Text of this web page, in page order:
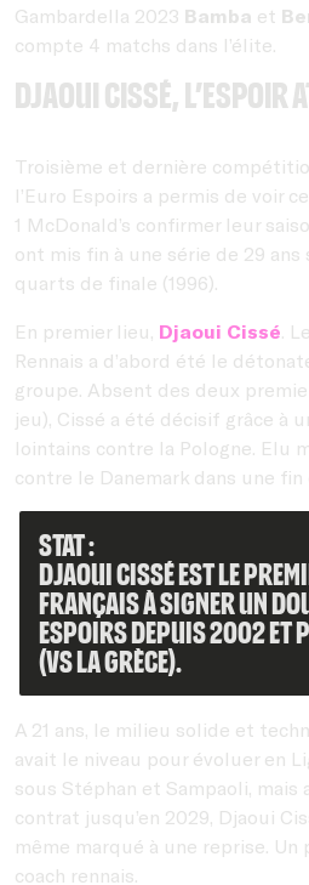
Gambardella 2023 Bamba et
compte 4 matchs dans l’élite.
Djaoui Cissé, l’espoir
Troisième et dernière
l’Euro Espoirs a permis de voir
1 McDonald’s confirmer leur
ont mis fin à une série de 29 ans
quarts de finale (1996).
En premier lieu, Djaoui Cissé .
Rennais a d’abord été le
groupe. Absent des deux
jeu), Cissé a été décisif grâce à
lointains contre la Pologne. Elu
contre le Danemark dans une fin
Stat :
Djaoui Cissé est le
français à signer un
Espoirs depuis 2002 et
(vs la Grèce).
A 21 ans, le milieu solide et
avait le niveau pour évoluer en
sous Stéphan et Sampaoli, mais
contrat jusqu’en 2029, Djaoui
même marqué à une reprise. Un
coach rennais.